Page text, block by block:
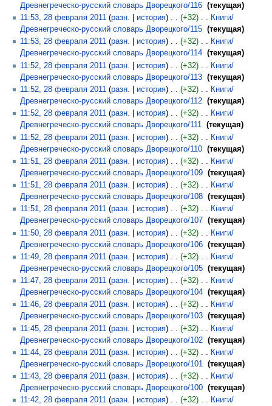
Древнегреческо-русский словарь Дворецкого/116
текущая
11:53, 28 февраля 2011 разн. история +32
Книги/
Древнегреческо-русский словарь Дворецкого/115
текущая
11:53, 28 февраля 2011 разн. история +32
Книги/
Древнегреческо-русский словарь Дворецкого/114
текущая
11:52, 28 февраля 2011
разн. история +32
Книги/
Древнегреческо-русский словарь Дворецкого/113
текущая
11:52, 28 февраля 2011 разн. история +32
Книги/
Древнегреческо-русский словарь Дворецкого/112
текущая
11:52, 28 февраля 2011 разн. история +32
Книги/
Древнегреческо-русский словарь Дворецкого/111
текущая
11:52, 28 февраля 2011
разн. история +32
Книги/
Древнегреческо-русский словарь Дворецкого/110
текущая
11:51, 28 февраля 2011
разн. история +32
Книги/
Древнегреческо-русский словарь Дворецкого/109
текущая
11:51, 28 февраля 2011 разн. история +32
Книги/
Древнегреческо-русский словарь Дворецкого/108
текущая
11:51, 28 февраля 2011 разн. история +32
Книги/
Древнегреческо-русский словарь Дворецкого/107
текущая
11:50, 28 февраля 2011
разн. история +32
Книги/
Древнегреческо-русский словарь Дворецкого/106
текущая
11:49, 28 февраля 2011 разн. история +32
Книги/
Древнегреческо-русский словарь Дворецкого/105
текущая
11:47, 28 февраля 2011 разн. история +32
Книги/
Древнегреческо-русский словарь Дворецкого/104
текущая
11:46, 28 февраля 2011 разн. история +32
Книги/
Древнегреческо-русский словарь Дворецкого/103
текущая
11:45, 28 февраля 2011
разн. история +32
Книги/
Древнегреческо-русский словарь Дворецкого/102
текущая
11:44, 28 февраля 2011 разн. история +32
Книги/
Древнегреческо-русский словарь Дворецкого/101
текущая
11:43, 28 февраля 2011 разн. история +32
Книги/
Древнегреческо-русский словарь Дворецкого/100
текущая
11:42, 28 февраля 2011 разн. история +32 Книги/